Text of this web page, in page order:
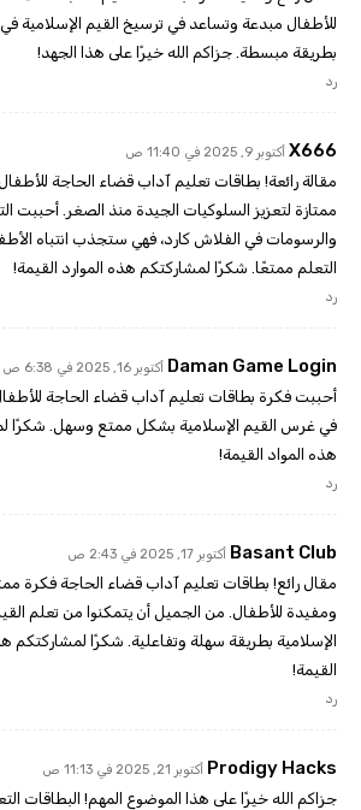
للأطفال مبدعة وتساعد في ترسيخ القيم الإسلامية
بطريقة مبسطة. جزاكم الله خيرًا على هذا الجهد!
رد
X666 أكتوبر 9, 2025 في 11:40 ص
مقالة رائعة! بطاقات تعليم آداب قضاء الحاجة
ممتازة لتعزيز السلوكيات الجيدة منذ الصغر. أحببت
والرسومات في الفلاش كارد، فهي ستجذب انتباه
التعلم ممتعًا. شكرًا لمشاركتكم هذه الموارد القيمة!
رد
Daman Game Login أكتوبر 16, 2025 في 6:38 ص
أحببت فكرة بطاقات تعليم آداب قضاء الحاجة
في غرس القيم الإسلامية بشكل ممتع وسهل. شكرًا
هذه المواد القيمة!
رد
Basant Club أكتوبر 17, 2025 في 2:43 ص
مقال رائع! بطاقات تعليم آداب قضاء الحاجة فكرة
ومفيدة للأطفال. من الجميل أن يتمكنوا من تعلم
الإسلامية بطريقة سهلة وتفاعلية. شكرًا لمشاركتكم
القيمة!
رد
Prodigy Hacks أكتوبر 21, 2025 في 11:13 ص
جزاكم الله خيرًا على هذا الموضوع المهم! البطاقات